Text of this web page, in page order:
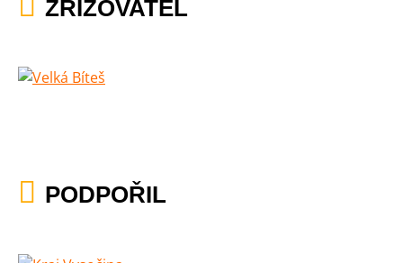
ZŘIZOVATEL
PODPOŘIL